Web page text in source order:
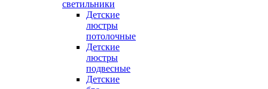
светильники
Детские
люстры
потолочные
Детские
люстры
подвесные
Детские